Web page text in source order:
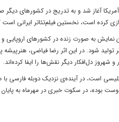
آغاز شد و به تدریج در کشورهای
کرده است، نخستین فیلم‌تئاتر ایرانی
این نمایش به صورت زنده در کشورهای
تولید شود. در این اثر رضا فیاضی،
شهروز دل‌افکار دیگر نقش‌ها را ایفا کرده‌اند.
است، در آینده‌ی نزدیک دوبله فارسی
بوده، در سکوت خبری در مهرماه به